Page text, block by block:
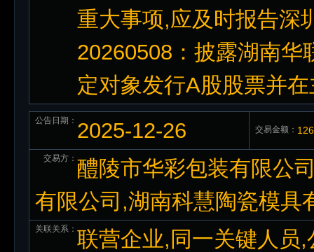
重大事项,应及时报告深
20260508：披露湖南华
定对象发行A股股票并
公告日期： 2025-12-26 交易金额：
交易方： 醴陵市华彩包装有限公
有限公司,湖南科慧陶瓷模具
关联关系： 联营企业,同一关键人员